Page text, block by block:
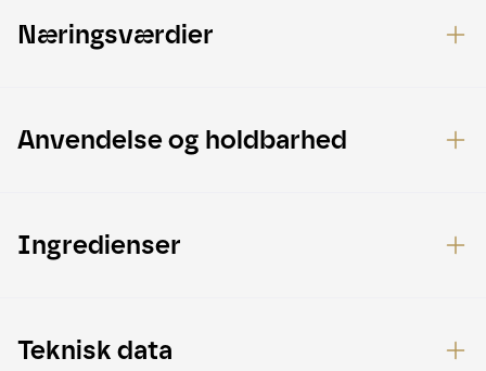
Næringsværdier
Anvendelse og holdbarhed
Ingredienser
Teknisk data